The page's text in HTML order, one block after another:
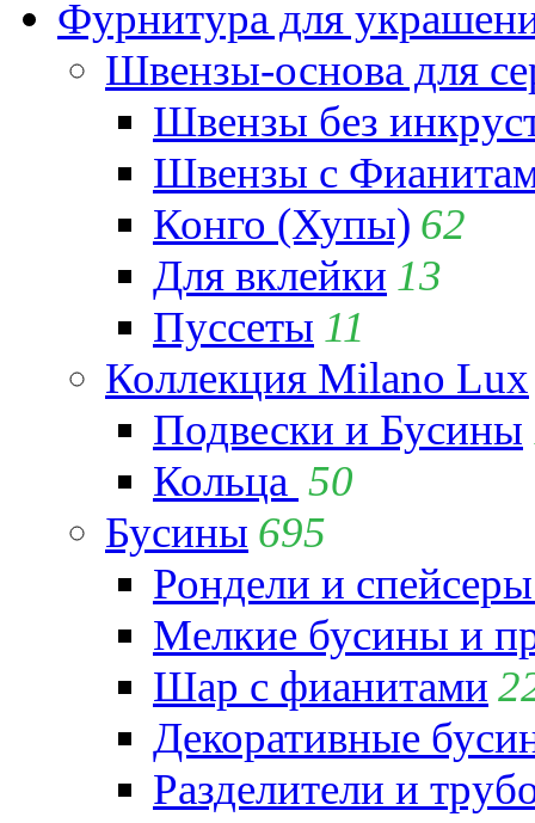
Фурнитура для
Швензы-основа для
Швензы без
Швензы с
Конго (Хупы) 62
Для вклейки 13
Пуссеты 11
Коллекция Milano Lux
Подвески и Бусины
Кольца 50
Бусины 695
Рондели и
Мелкие бусины и
Шар с фианитами
Декоративные
Разделители и